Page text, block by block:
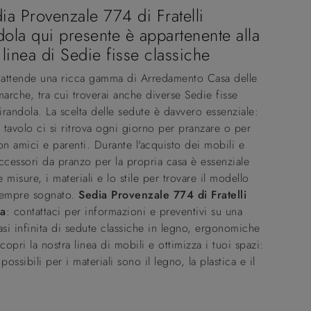
Provenzale 774 di Fratelli
qui presente è appartenente alla
di Sedie fisse classiche
una ricca gamma di Arredamento Casa delle
tra cui troverai anche diverse Sedie fisse
La scelta delle sedute è davvero essenziale:
tavolo ci si ritrova ogni giorno per pranzare o per
amici e parenti. Durante l'acquisto dei mobili e
da pranzo per la propria casa è essenziale
misure, i materiali e lo stile per trovare il modello
sognato. Sedia Provenzale 774 di Fratelli
: contattaci per informazioni e preventivi su una
infinita di sedute classiche in legno, ergonomiche
la nostra linea di mobili e ottimizza i tuoi spazi:
per i materiali sono il legno, la plastica e il